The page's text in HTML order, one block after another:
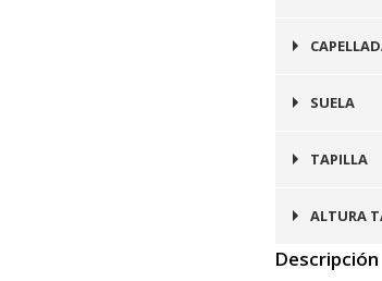
Camel
Cuero
SUELA
Goma
TAPILLA
Goma
ALTURA
2 cms
Descripción